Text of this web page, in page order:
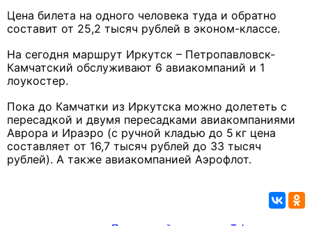
Цена билета на одного человека туда и обратно
составит от 25,2 тысяч рублей в эконом-классе.
На сегодня маршрут Иркутск – Петропавловск-
Камчатский обслуживают 6 авиакомпаний и 1
лоукостер.
Пока до Камчатки из Иркутска можно долететь с
пересадкой и двумя пересадками авиакомпаниями
Аврора и Ираэро (с ручной кладью до 5 кг цена
составляет от 16,7 тысяч рублей до 33 тысяч
рублей). А также авиакомпанией Аэрофлот.